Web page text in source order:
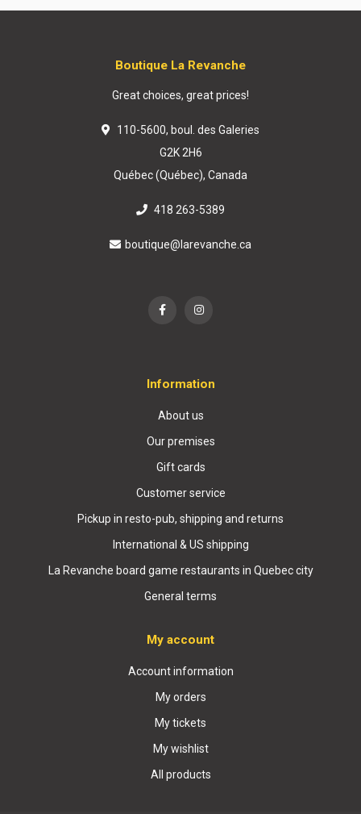
Boutique La Revanche
Great choices, great prices!
110-5600, boul. des Galeries
G2K 2H6
Québec (Québec), Canada
418 263-5389
boutique@larevanche.ca
Information
About us
Our premises
Gift cards
Customer service
Pickup in resto-pub, shipping and returns
International & US shipping
La Revanche board game restaurants in Quebec city
General terms
My account
Account information
My orders
My tickets
My wishlist
All products